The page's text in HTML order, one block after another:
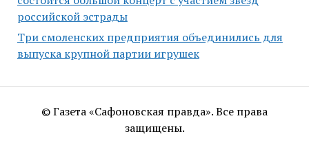
российской эстрады
Три смоленских предприятия объединились для
выпуска крупной партии игрушек
© Газета «Сафоновская правда». Все права
защищены.